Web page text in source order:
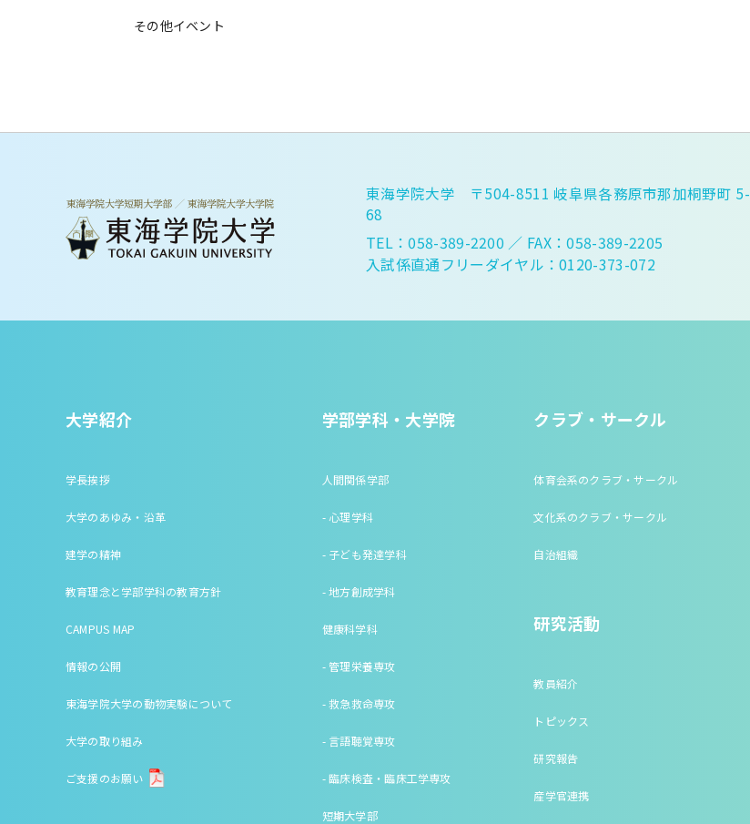
その他イベント
東海学院大学 〒504-8511 岐阜県各務原市那加桐野町 5-
68
TEL：058-389-2200 ／ FAX：058-389-2205
入試係直通フリーダイヤル：0120-373-072
大学紹介
学長挨拶
大学のあゆみ・沿革
建学の精神
教育理念と学部学科の教育方針
CAMPUS MAP
情報の公開
東海学院大学の動物実験について
大学の取り組み
ご支援のお願い
学部学科・大学院
人間関係学部
- 心理学科
- 子ども発達学科
- 地方創成学科
健康科学科
- 管理栄養専攻
- 救急救命専攻
- 言語聴覚専攻
- 臨床検査・臨床工学専攻
短期大学部
クラブ・サークル
体育会系のクラブ・サークル
文化系のクラブ・サークル
自治組織
研究活動
教員紹介
トピックス
研究報告
産学官連携